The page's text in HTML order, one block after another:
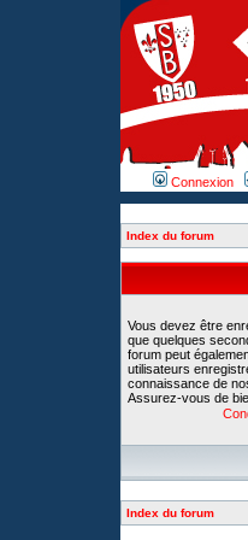
Connexion
Index du forum
Vous devez être
que quelques
forum peut
utilisateurs
connaissance de
Assurez-vous de
Index du forum